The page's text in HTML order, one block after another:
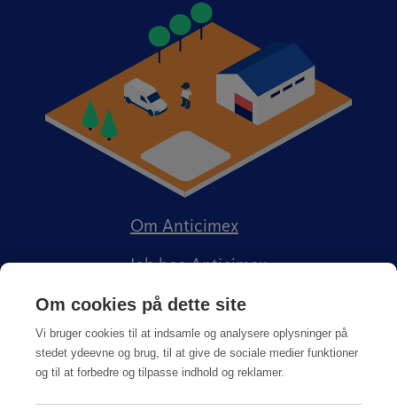
Om Anticimex
Job hos Anticimex
Om cookies på dette site
Vi bruger cookies til at indsamle og analysere oplysninger på
stedet ydeevne og brug, til at give de sociale medier funktioner
og til at forbedre og tilpasse indhold og reklamer.